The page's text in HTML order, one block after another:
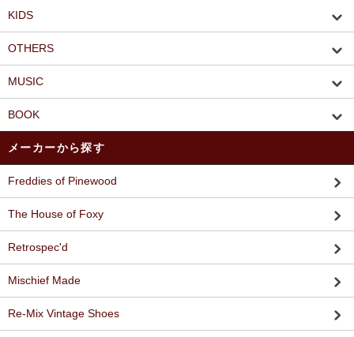
KIDS
OTHERS
MUSIC
BOOK
メーカーから探す
Freddies of Pinewood
The House of Foxy
Retrospec'd
Mischief Made
Re-Mix Vintage Shoes